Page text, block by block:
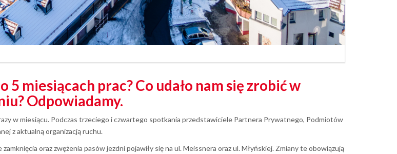
miesiącach prac? Co udało nam się zrobić w
Odpowiadamy.
w miesiącu. Podczas trzeciego i czwartego spotkania przedstawiciele Partnera Prywatnego, Podmiotów
z aktualną organizacją ruchu.
oraz zwężenia pasów jezdni pojawiły się na ul. Meissnera oraz ul. Młyńskiej. Zmiany te obowiązują